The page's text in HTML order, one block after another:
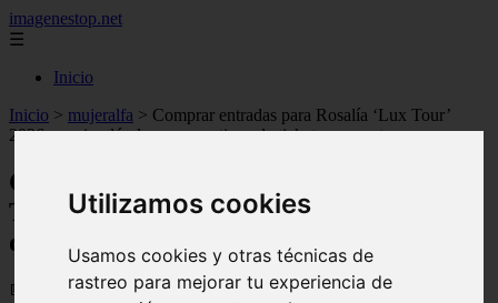
Utilizamos cookies
Usamos cookies y otras técnicas de
rastreo para mejorar tu experiencia de
imagenestop.net
☰
Inicio
Inicio > mujeralfa > Comprar entradas para Rosalía ‘Lux Tour’
2026: precio, dónde comprar, tipos de tickets y reventa
Comprar entradas para Rosalía ‘Lux
Tour’ 2026: precio, dónde comprar, tipos
de tickets y reventa
📅 25/03/2026